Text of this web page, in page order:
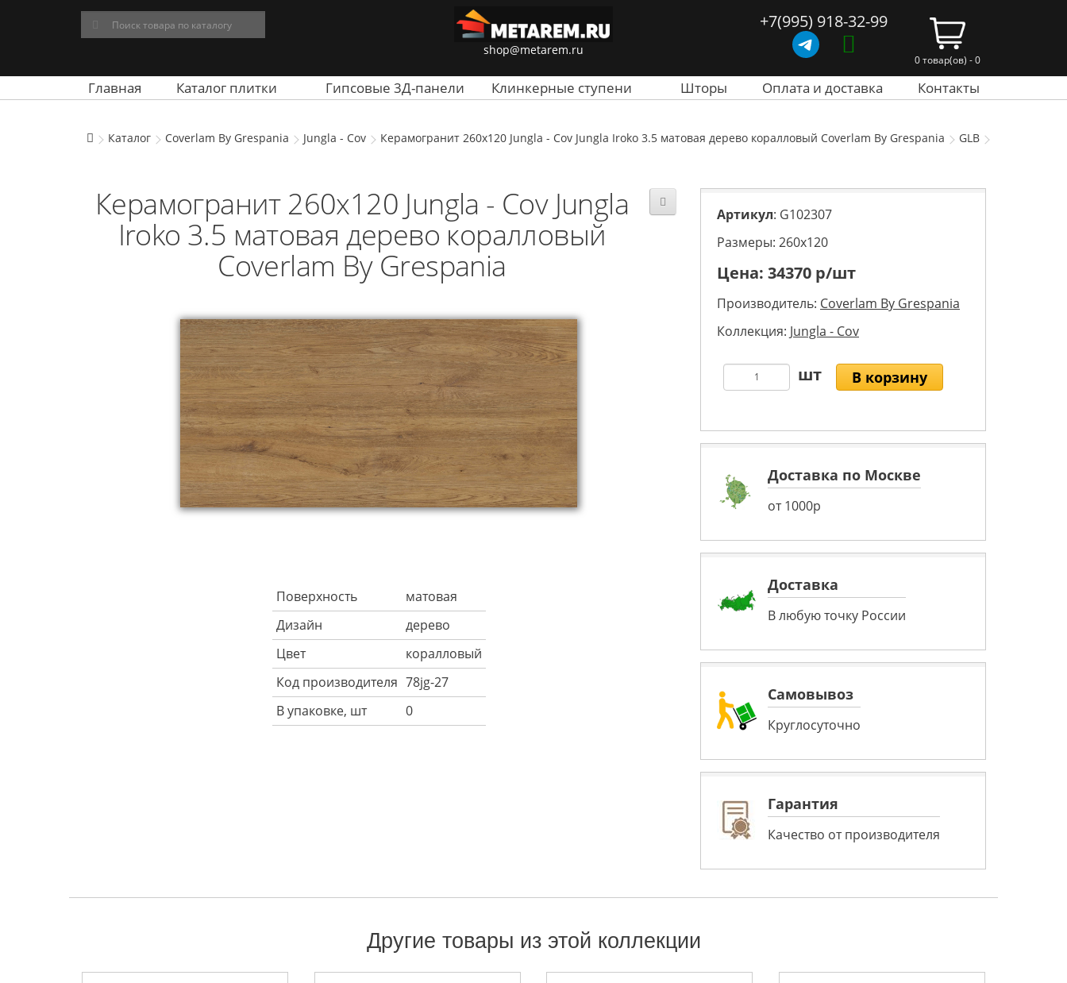
shop@metarem.ru
+7(995) 918-32-99
0 товар(ов) - 0
Главная Каталог плитки Гипсовые 3Д-панели Клинкерные ступени Шторы Оплата и доставка Контакты
Каталог Coverlam By Grespania Jungla - Cov Керамогранит 260x120 Jungla - Cov Jungla Iroko 3.5 матовая дерево коралловый Coverlam By Grespania GLB
Керамогранит 260x120 Jungla - Cov Jungla
Iroko 3.5 матовая дерево коралловый
Coverlam By Grespania
Поверхность
матовая
Дизайн
дерево
Цвет
коралловый
Код производителя 78jg-27
В упаковке, шт
0
Артикул: G102307
Размеры: 260х120
Цена: 34370 р/шт
Производитель: Coverlam By Grespania
Коллекция: Jungla - Cov
В корзину
Доставка по Москве
от 1000р
Доставка
В любую точку России
Самовывоз
Круглосуточно
Гарантия
Качество от производителя
Другие товары из этой коллекции